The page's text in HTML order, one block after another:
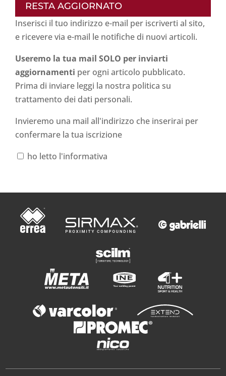
RESTA AGGIORNATO
Inserisci il tuo indirizzo e-mail per iscriverti al sito,
e ricevere via e-mail le notifiche di nuovi articoli.
Useremo la tua mail SOLO per inviarti
aggiornamenti per ogni articolo pubblicato.
Prima di inviare leggi la nostra politica su
trattamento dei dati personali.
Invieremo una mail all'indirizzo che inserirai per
confermare la tua iscrizione
ho letto l'informativa